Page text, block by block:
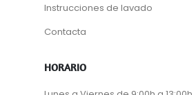
Instrucciones de lavado
Contacta
HORARIO